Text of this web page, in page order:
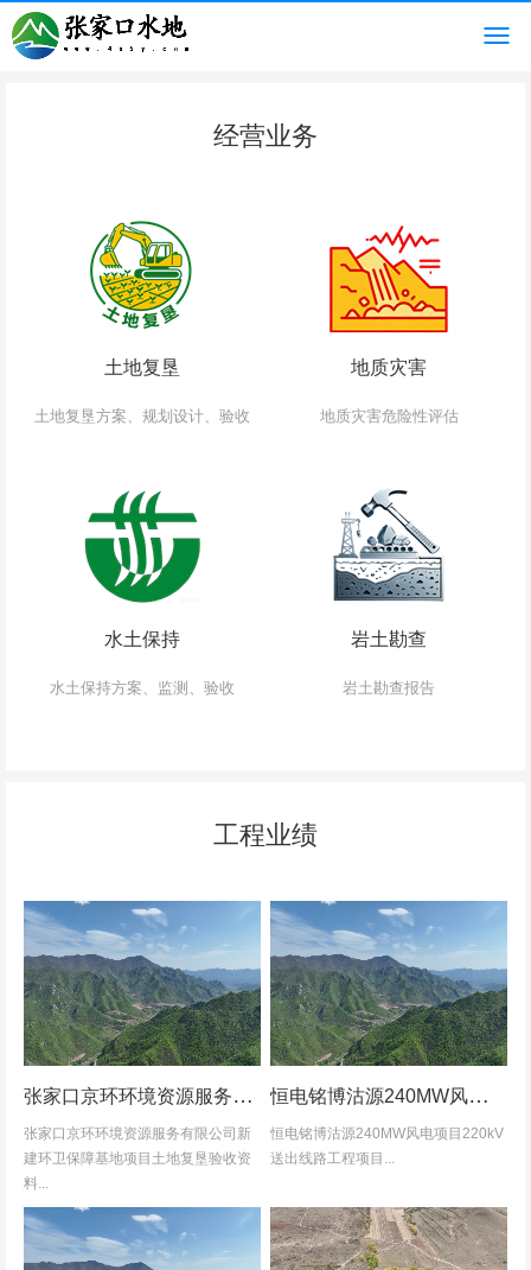
经营业务
土地复垦
土地复垦方案、规划设计、验收
地质灾害
地质灾害危险性评估
水土保持
水土保持方案、监测、验收
岩土勘查
岩土勘查报告
工程业绩
张家口京环环境资源服务有限公司新建环卫保障基地项目土地复垦验收资料
张家口京环环境资源服务有限公司新
建环卫保障基地项目土地复垦验收资
料...
恒电铭博沽源240MW风电项目220kV送出线路工程项目土地复垦验收资料
恒电铭博沽源240MW风电项目220kV
送出线路工程项目...